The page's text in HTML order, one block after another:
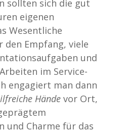
sollten sich die gut
eigenen
Wesentliche
den Empfang, viele
und
im Service-
engagiert man dann
Händevor Ort,
und Charme für das